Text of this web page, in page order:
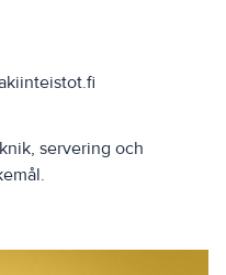
servering och